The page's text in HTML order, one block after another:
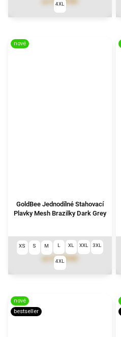
4XL
nové
GoldBee Jednodílné Stahovací
Plavky Mesh Brazilky Dark Grey
3 290 Kč
XS S M L XL XXL 3XL
4XL
nové
bestseller